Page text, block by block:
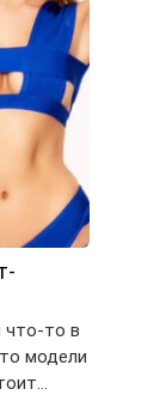
что-то в
модели